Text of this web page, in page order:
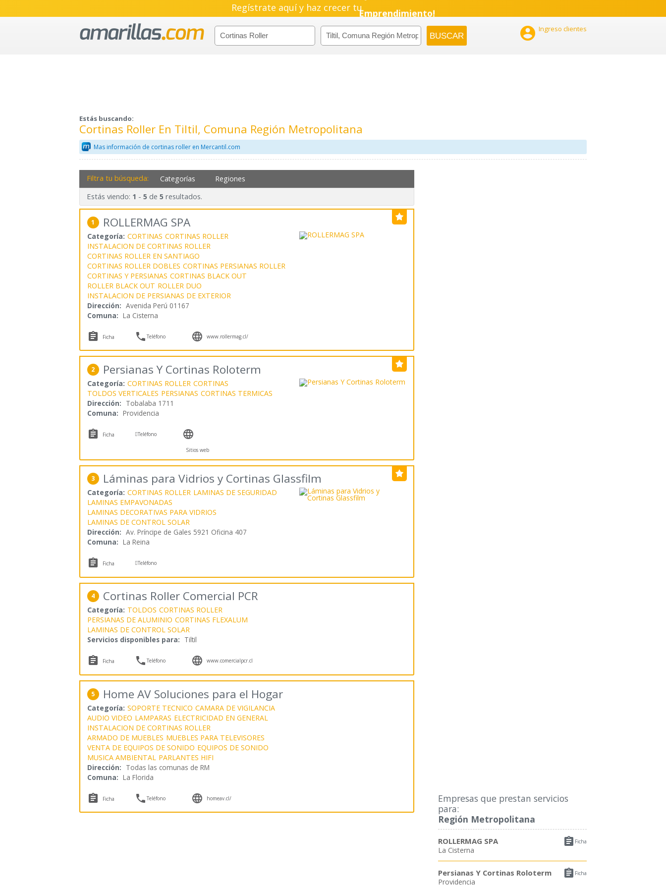
Regístrate aquí y haz crecer tuPyme!
Emprendimiento!
 Ingreso clientes
Estás buscando:
Cortinas Roller En Tiltil, Comuna Región Metropolitana
Mas información de cortinas roller en Mercantil.com
Empresas que prestan servicios
para:
Región Metropolitana
 Ficha
ROLLERMAG SPA
La Cisterna
 Ficha
Persianas Y Cortinas Roloterm
Providencia
Filtra tu búsqueda: Categorías Regiones
Estás viendo: 1 - 5 de 5 resultados.
1 ROLLERMAG SPA
Categoría: CORTINAS CORTINAS ROLLER
INSTALACION DE CORTINAS ROLLER
CORTINAS ROLLER EN SANTIAGO
CORTINAS ROLLER DOBLES CORTINAS PERSIANAS ROLLER
CORTINAS Y PERSIANAS CORTINAS BLACK OUT
ROLLER BLACK OUT ROLLER DUO
INSTALACION DE PERSIANAS DE EXTERIOR
Dirección: Avenida Perú 01167
Comuna: La Cisterna
 Ficha Teléfono  www.rollermag.cl/
2 Persianas Y Cortinas Roloterm
Categoría: CORTINAS ROLLER CORTINAS
TOLDOS VERTICALES PERSIANAS CORTINAS TERMICAS
Dirección: Tobalaba 1711
Comuna: Providencia
 Ficha Teléfono 
Sitios web
3 Láminas para Vidrios y Cortinas Glassfilm
Categoría: CORTINAS ROLLER LAMINAS DE SEGURIDAD
LAMINAS EMPAVONADAS
LAMINAS DECORATIVAS PARA VIDRIOS
LAMINAS DE CONTROL SOLAR
Dirección: Av. Príncipe de Gales 5921 Oficina 407
Comuna: La Reina
 Ficha Teléfono
4 Cortinas Roller Comercial PCR
Categoría: TOLDOS CORTINAS ROLLER
PERSIANAS DE ALUMINIO CORTINAS FLEXALUM
LAMINAS DE CONTROL SOLAR
Servicios disponibles para: Tiltil
 Ficha Teléfono  www.comercialpcr.cl
5 Home AV Soluciones para el Hogar
Categoría: SOPORTE TECNICO CAMARA DE VIGILANCIA
AUDIO VIDEO LAMPARAS ELECTRICIDAD EN GENERAL
INSTALACION DE CORTINAS ROLLER
ARMADO DE MUEBLES MUEBLES PARA TELEVISORES
VENTA DE EQUIPOS DE SONIDO EQUIPOS DE SONIDO
MUSICA AMBIENTAL PARLANTES HIFI
Dirección: Todas las comunas de RM
Comuna: La Florida
 Ficha Teléfono  homeav.cl/